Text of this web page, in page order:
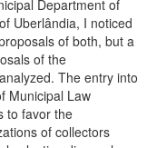
Department of
Uberlândia, I noticed
of both, but a
of the
The entry into
Municipal Law
to favor the
of collectors